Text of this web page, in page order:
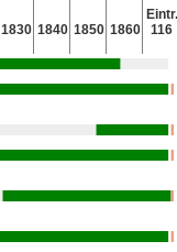
1830 1840 1850 1860
Eintr.
116